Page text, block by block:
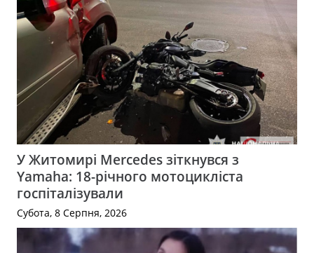
У Житомирі Mercedes зіткнувся з
Yamaha: 18-річного мотоцикліста
госпіталізували
Субота, 8 Серпня, 2026